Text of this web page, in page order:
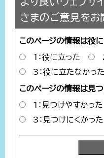
さまのご意見をお
このページの情報は役
1：役に立った
3：役に立たなかった
このページの情報は見
1：見つけやすかった
3：見つけにくかった